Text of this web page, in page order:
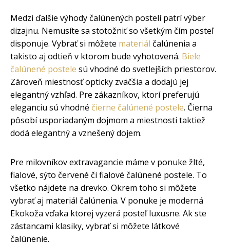
Medzi ďalšie výhody čalúnených postelí patrí výber
dizajnu. Nemusíte sa stotožniť so všetkým čím posteľ
disponuje. Vybrať si môžete materiál čalúnenia a
takisto aj odtieň v ktorom bude vyhotovená. Biele
čalúnené postele sú vhodné do svetlejších priestorov.
Zároveň miestnosť opticky zväčšia a dodajú jej
elegantný vzhľad. Pre zákazníkov, ktorí preferujú
eleganciu sú vhodné čierne čalúnené postele. Čierna
pôsobí usporiadaným dojmom a miestnosti taktiež
dodá elegantný a vznešený dojem.
Pre milovníkov extravagancie máme v ponuke žlté,
fialové, sýto červené či fialové čalúnené postele. To
všetko nájdete na drevko. Okrem toho si môžete
vybrať aj materiál čalúnenia. V ponuke je moderná
Ekokoža vďaka ktorej vyzerá posteľ luxusne. Ak ste
zástancami klasiky, vybrať si môžete látkové
čalúnenie.